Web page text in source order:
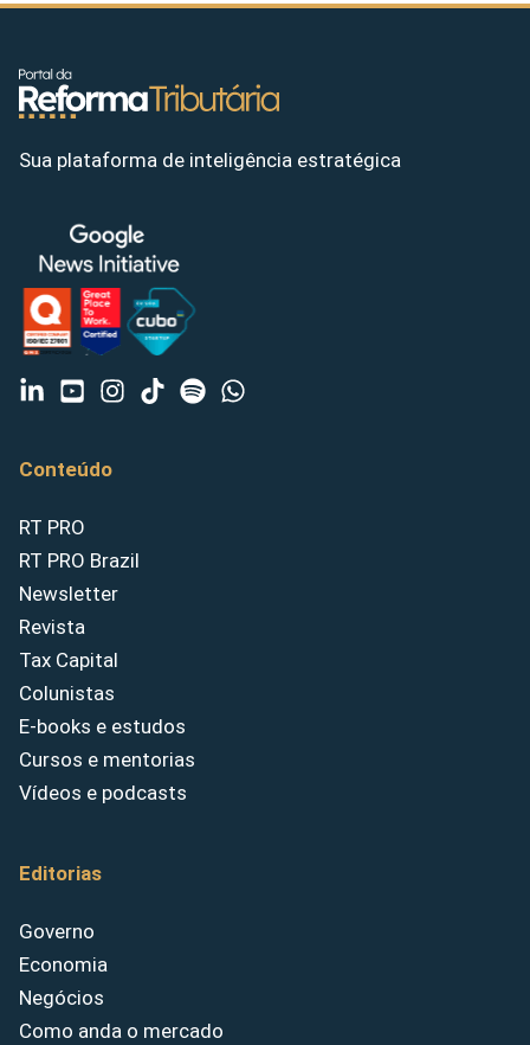
Sua plataforma de inteligência estratégica
Conteúdo
RT PRO
RT PRO Brazil
Newsletter
Revista
Tax Capital
Colunistas
E-books e estudos
Cursos e mentorias
Vídeos e podcasts
Editorias
Governo
Economia
Negócios
Como anda o mercado